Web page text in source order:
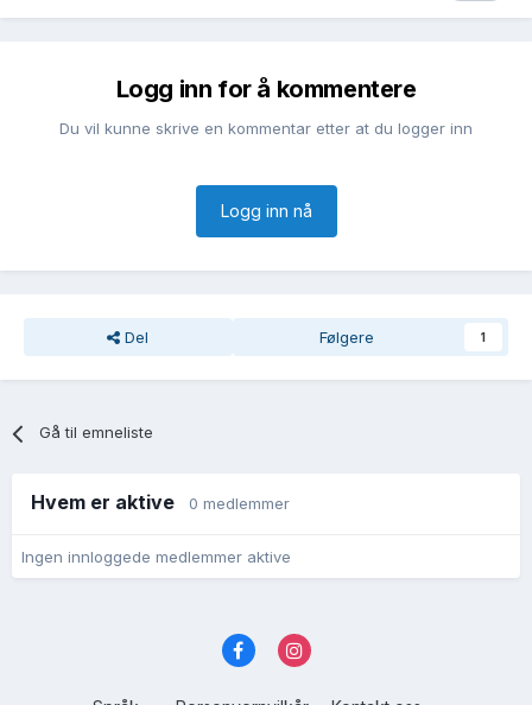
Logg inn for å kommentere
Du vil kunne skrive en kommentar etter at du logger inn
Logg inn nå
Del Følgere 1
Gå til emneliste
Hvem er aktive 0 medlemmer
Ingen innloggede medlemmer aktive